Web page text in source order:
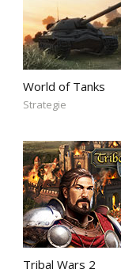
World of Tanks
Strategie
Tribal Wars 2